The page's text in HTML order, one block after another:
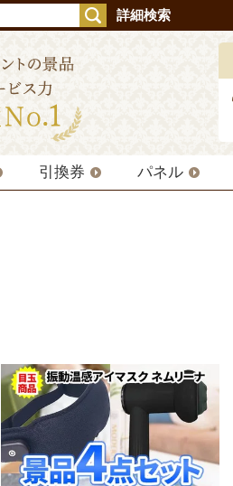
詳細検索
引換券 パネル